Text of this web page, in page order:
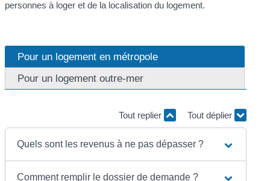
personnes à loger et de la localisation du logement.
Pour un logement en métropole
Pour un logement outre-mer
Tout replier Tout déplier
Quels sont les revenus à ne pas dépasser ?
Comment remplir le dossier de demande ?